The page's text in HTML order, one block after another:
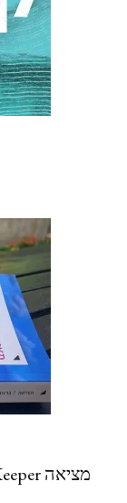
מציאה A Keeper / גרהם נורטון Graham Norton